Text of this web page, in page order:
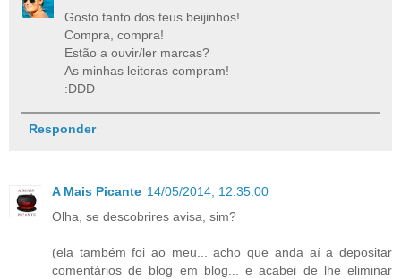
Gosto tanto dos teus beijinhos!
Compra, compra!
Estão a ouvir/ler marcas?
As minhas leitoras compram!
:DDD
Responder
A Mais Picante 14/05/2014, 12:35:00
Olha, se descobrires avisa, sim?
(ela também foi ao meu... acho que anda aí a depositar
comentários de blog em blog... e acabei de lhe eliminar